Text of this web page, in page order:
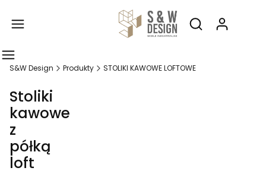
Otwórz
S&W Design Produkty STOLIKI KAWOWE LOFTOWE
Stoliki
kawowe
z
półką
loft